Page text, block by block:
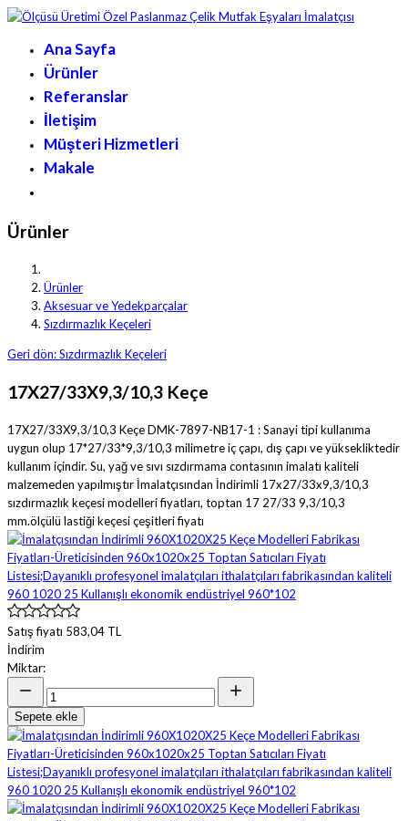
Ana Sayfa
Ürünler
Referanslar
İletişim
Müşteri Hizmetleri
Makale
Ürünler
Ürünler
Aksesuar ve Yedekparçalar
Sızdırmazlık Keçeleri
Geri dön: Sızdırmazlık Keçeleri
17X27/33X9,3/10,3 Keçe
17X27/33X9,3/10,3 Keçe DMK-7897-NB17-1 : Sanayi tipi kullanıma
uygun olup 17*27/33*9,3/10,3 milimetre iç çapı, dış çapı ve yüksekliktedir
kullanım içindir. Su, yağ ve sıvı sızdırmama contasının imalatı kaliteli
malzemeden yapılmıştır İmalatçısından İndirimli 17x27/33x9,3/10,3
sızdırmazlık keçesi modelleri fiyatları, toptan 17 27/33 9,3/10,3
mm.ölçülü lastiği keçesi çeşitleri fiyatı
Satış fiyatı 583,04 TL
İndirim
Miktar:
Sepete ekle